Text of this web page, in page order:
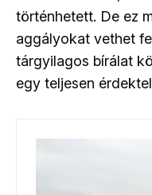
történhetett. De ez
aggályokat vethet
tárgyilagos bírálat
egy teljesen